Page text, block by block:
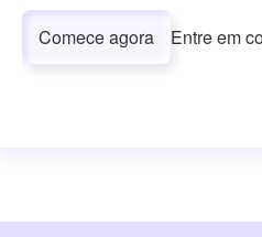
Comece agora Entre em